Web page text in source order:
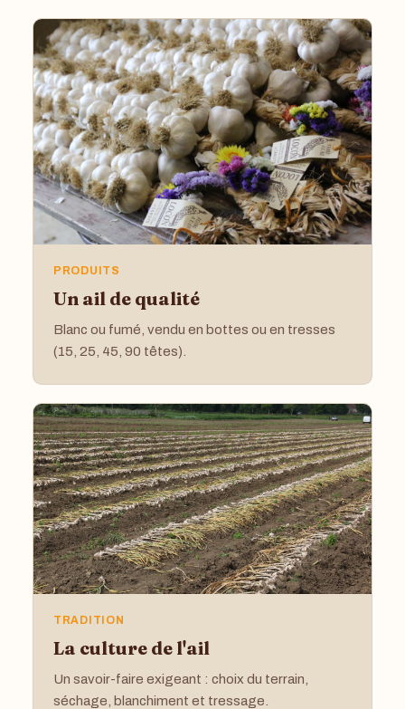
PRODUITS
Un ail de qualité
Blanc ou fumé, vendu en bottes ou en tresses
(15, 25, 45, 90 têtes).
TRADITION
La culture de l'ail
Un savoir-faire exigeant : choix du terrain,
séchage, blanchiment et tressage.